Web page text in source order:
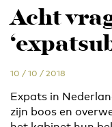
Acht
10 / 10 / 2018
Expats in
zijn boos en